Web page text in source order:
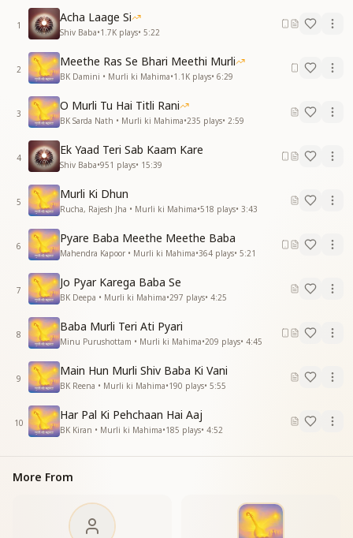
हमे घर ले जाने आए
हमे घर ले जाने को आए
चारो युगो में जो खेल हुआ
वो पूरा होने को आया
गीता ज्ञान अमृत देने को ये संगम युग बनाया
संगम युग बनाया
ये मुरली अमृत की धारा है धारा
जो देती दुखो से किनारा
पंचामृत जल अग्नि पवन धरती और गगन है
चार दिशाएं चार फिजाए चारो युगो को नमन है
चारो युगो को नमन है
सासो के तार जुड़े प्रभु से
मुरली दिखाए नजारे
ये प्रभु पाते ही पढ़लो सजनी
साजन लाए हमारे
साजन लाए हमारे
मुरली में जो समा जाए वो
फरिश्ता बन जाए प्यारा
मुरली अमृत की धारा है धारा
जो देती दुखो से किनारा
मुरली अमृत की धारा है धारा
जो देती दुखो से किनारा
________
1
Acha Laage Si
Shiv Baba•1.7K plays• 5:22
2
Meethe Ras Se Bhari Meethi Murli
BK Damini • Murli ki Mahima•1.1K plays• 6:29
3
O Murli Tu Hai Titli Rani
BK Sarda Nath • Murli ki Mahima•235 plays• 2:59
4
Ek Yaad Teri Sab Kaam Kare
Shiv Baba•951 plays• 15:39
5
Murli Ki Dhun
Rucha, Rajesh Jha • Murli ki Mahima•518 plays• 3:43
6
Pyare Baba Meethe Meethe Baba
Mahendra Kapoor • Murli ki Mahima•364 plays• 5:21
7
Jo Pyar Karega Baba Se
BK Deepa • Murli ki Mahima•297 plays• 4:25
8
Baba Murli Teri Ati Pyari
Minu Purushottam • Murli ki Mahima•209 plays• 4:45
9
Main Hun Murli Shiv Baba Ki Vani
BK Reena • Murli ki Mahima•190 plays• 5:55
10
Har Pal Ki Pehchaan Hai Aaj
BK Kiran • Murli ki Mahima•185 plays• 4:52
More From